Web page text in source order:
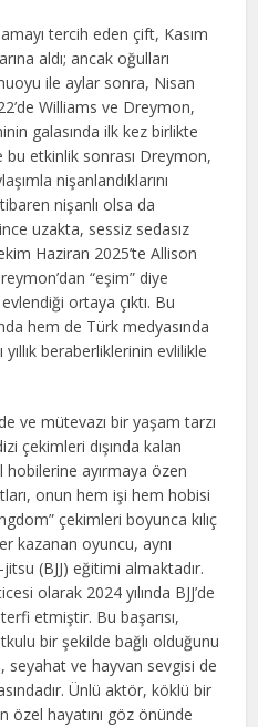
tercih eden çift, Kasım
aldı; ancak oğulları
ile aylar sonra, Nisan
Williams ve Dreymon,
galasında ilk kez birlikte
bu etkinlik sonrası Dreymon,
nişanlandıklarını
nişanlı olsa da
uzakta, sessiz sedasız
Haziran 2025’te Allison
“eşim” diye
ortaya çıktı. Bu
hem de Türk medyasında
beraberliklerinin evlilikle
ve mütevazı bir yaşam tarzı
çekimleri dışında kalan
hobilerine ayırmaya özen
onun hem işi hem hobisi
çekimleri boyunca kılıç
kazanan oyuncu, aynı
(BJJ) eğitimi almaktadır.
olarak 2024 yılında BJJ’de
etmiştir. Bu başarısı,
bir şekilde bağlı olduğunu
seyahat ve hayvan sevgisi de
Ünlü aktör, köklü bir
özel hayatını göz önünde